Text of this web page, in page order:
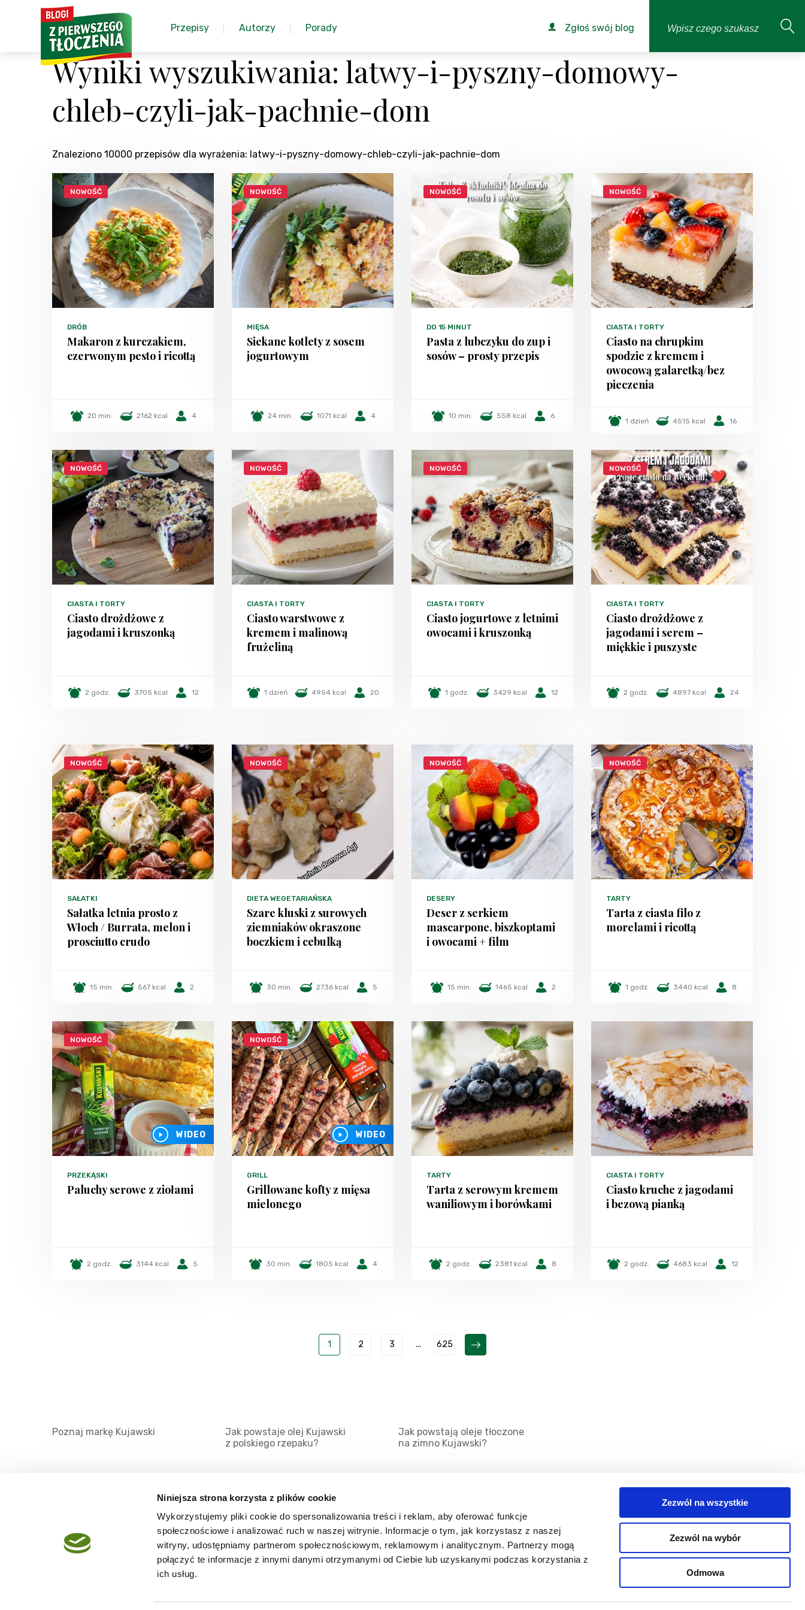
Niniejsza strona korzysta z plików cookie
Wykorzystujemy pliki cookie do spersonalizowania treści i reklam, aby oferować funkcje
społecznościowe i analizować ruch w naszej witrynie. Informacje o tym, jak korzystasz z naszej
witryny, udostępniamy partnerom społecznościowym, reklamowym i analitycznym. Partnerzy mogą
połączyć te informacje z innymi danymi otrzymanymi od Ciebie lub uzyskanymi podczas korzystania z
ich usług.
Zezwól na wszystkie
Zezwól na wybór
Odmowa
Przepisy Autorzy Porady Zgłoś swój blog
Wyniki wyszukiwania: latwy-i-pyszny-domowy-
chleb-czyli-jak-pachnie-dom
Znaleziono 10000 przepisów dla wyrażenia: latwy-i-pyszny-domowy-chleb-czyli-jak-pachnie-dom
NOWOŚĆ
DRÓB
Makaron z kurczakiem,
czerwonym pesto i ricottą
20 min. 2162 kcal 4
NOWOŚĆ
MIĘSA
Siekane kotlety z sosem
jogurtowym
24 min. 1071 kcal 4
NOWOŚĆ
DO 15 MINUT
Pasta z lubczyku do zup i
sosów – prosty przepis
10 min. 558 kcal 6
NOWOŚĆ
CIASTA I TORTY
Ciasto na chrupkim
spodzie z kremem i
owocową galaretką/bez
pieczenia
1 dzień 4515 kcal 16
NOWOŚĆ
CIASTA I TORTY
Ciasto drożdżowe z
jagodami i kruszonką
2 godz. 3705 kcal 12
NOWOŚĆ
CIASTA I TORTY
Ciasto warstwowe z
kremem i malinową
frużeliną
1 dzień 4954 kcal 20
NOWOŚĆ
CIASTA I TORTY
Ciasto jogurtowe z letnimi
owocami i kruszonką
1 godz. 3429 kcal 12
NOWOŚĆ
CIASTA I TORTY
Ciasto drożdżowe z
jagodami i serem –
miękkie i puszyste
2 godz. 4897 kcal 24
NOWOŚĆ
SAŁATKI
Sałatka letnia prosto z
Włoch / Burrata, melon i
prosciutto crudo
15 min. 567 kcal 2
NOWOŚĆ
DIETA WEGETARIAŃSKA
Szare kluski z surowych
ziemniaków okraszone
boczkiem i cebulką
30 min. 2736 kcal 5
NOWOŚĆ
DESERY
Deser z serkiem
mascarpone, biszkoptami
i owocami + film
15 min. 1465 kcal 2
NOWOŚĆ
TARTY
Tarta z ciasta filo z
morelami i ricottą
1 godz. 3440 kcal 8
NOWOŚĆ
WIDEO
PRZEKĄSKI
Paluchy serowe z ziołami
2 godz. 3144 kcal 5
NOWOŚĆ
WIDEO
GRILL
Grillowane kofty z mięsa
mielonego
30 min. 1805 kcal 4
TARTY
Tarta z serowym kremem
waniliowym i borówkami
2 godz. 2381 kcal 8
CIASTA I TORTY
Ciasto kruche z jagodami
i bezową pianką
2 godz. 4683 kcal 12
1 2 3 ... 625
Poznaj markę Kujawski
Jak powstaje olej Kujawski
z polskiego rzepaku?
Jak powstają oleje tłoczone
na zimno Kujawski?
Regulamin
Mapa serwisu
Kanały RSS
Porady
Kategorie
Kontakt
Zaloguj się